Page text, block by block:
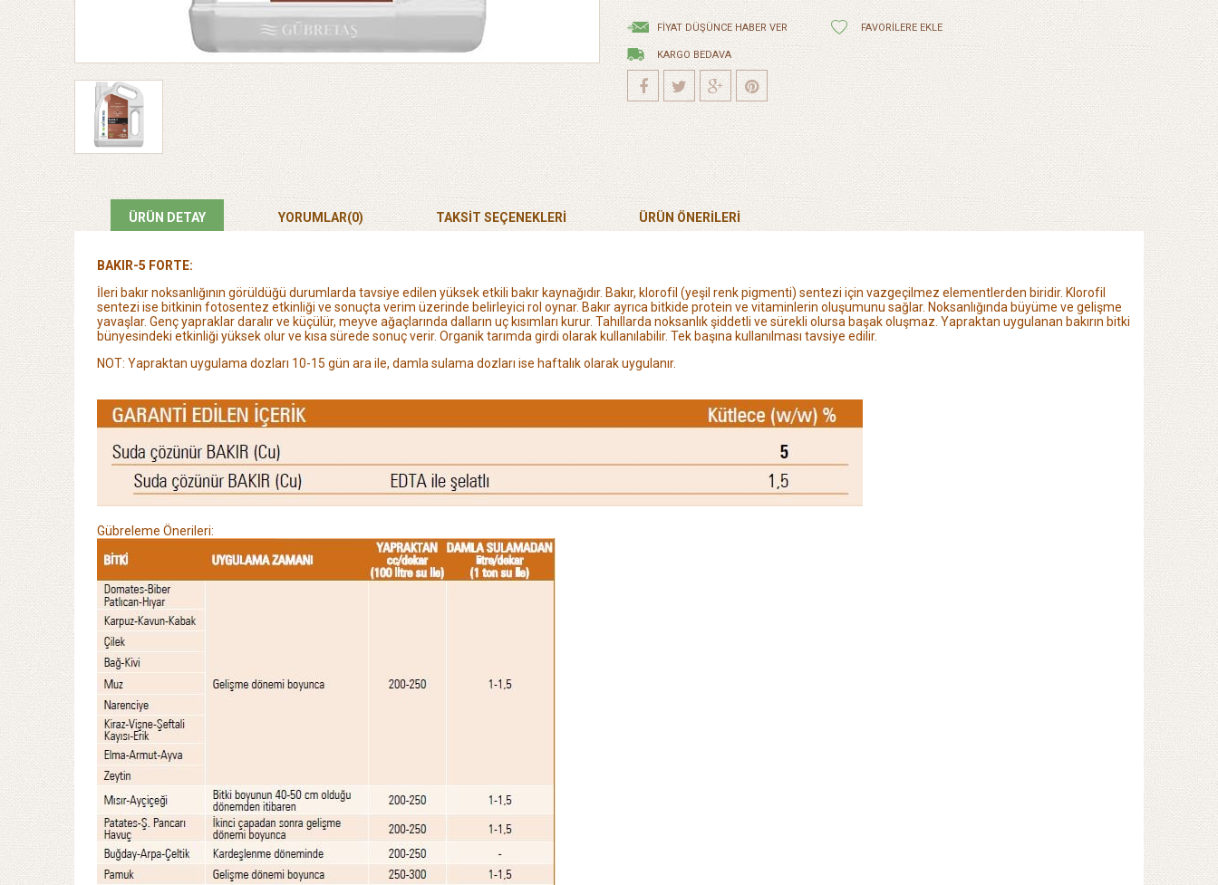
FIYAT DÜŞÜNCE HABER VER FAVORILERE EKLE
KARGO BEDAVA
ÜRÜN DETAY YORUMLAR(0) TAKSİT SEÇENEKLERİ ÜRÜN ÖNERILERI
BAKIR-5 FORTE:
İleri bakır noksanlığının görüldüğü durumlarda tavsiye edilen yüksek etkili bakır kaynağıdır. Bakır, klorofil (yeşil renk pigmenti) sentezi için vazgeçilmez elementlerden biridir. Klorofil
sentezi ise bitkinin fotosentez etkinliği ve sonuçta verim üzerinde belirleyici rol oynar. Bakır ayrıca bitkide protein ve vitaminlerin oluşumunu sağlar. Noksanlığında büyüme ve gelişme
yavaşlar. Genç yapraklar daralır ve küçülür, meyve ağaçlarında dalların uç kısımları kurur. Tahıllarda noksanlık şiddetli ve sürekli olursa başakoluşmaz. Yapraktan uygulanan bakırın bitki
bünyesindeki etkinliği yüksek olur ve kısa sürede sonuç verir. Organik tarımda girdi olarak kullanılabilir. Tek başına kullanılması tavsiye edilir.
NOT: Yapraktan uygulama dozları 10-15 gün ara ile, damla sulama dozları ise haftalık olarak uygulanır.
Gübreleme Önerileri: